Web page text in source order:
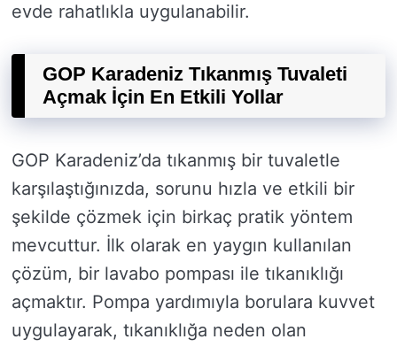
evde rahatlıkla uygulanabilir.
GOP Karadeniz Tıkanmış Tuvaleti
Açmak İçin En Etkili Yollar
GOP Karadeniz’da tıkanmış bir tuvaletle
karşılaştığınızda, sorunu hızla ve etkili bir
şekilde çözmek için birkaç pratik yöntem
mevcuttur. İlk olarak en yaygın kullanılan
çözüm, bir lavabo pompası ile tıkanıklığı
açmaktır. Pompa yardımıyla borulara kuvvet
uygulayarak, tıkanıklığa neden olan